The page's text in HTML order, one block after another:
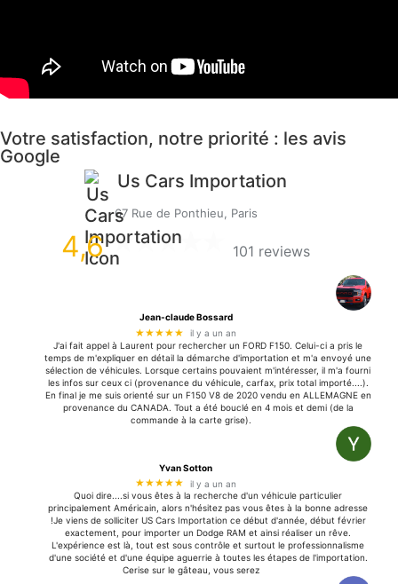
Votre satisfaction, notre priorité : les avis
Google
Us Cars Importation
67 Rue de Ponthieu, Paris
4,6 101 reviews
Jean-claude Bossard
★★★★★
il y a un an
J'ai fait appel à Laurent pour rechercher un FORD F150. Celui-ci a pris le
temps de m'expliquer en détail la démarche d'importation et m'a envoyé une
sélection de véhicules. Lorsque certains pouvaient m'intéresser, il m'a fourni
les infos sur ceux ci (provenance du véhicule, carfax, prix total importé....).
En final je me suis orienté sur un F150 V8 de 2020 vendu en ALLEMAGNE en
provenance du CANADA. Tout a été bouclé en 4 mois et demi (de la
commande à la carte grise).
Yvan Sotton
★★★★★
il y a un an
Quoi dire....si vous êtes à la recherche d'un véhicule particulier
principalement Américain, alors n'hésitez pas vous êtes à la bonne adresse
!Je viens de solliciter US Cars Importation ce début d'année, début février
exactement, pour importer un Dodge RAM et ainsi réaliser un rêve.
L'expérience est là, tout est sous contrôle et surtout le professionnalisme
d'une société et d'une équipe aguerrie à toutes les étapes de l'importation.
Cerise sur le gâteau, vous serez